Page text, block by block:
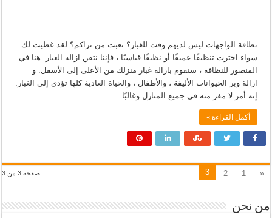
نظافة الواجهات ليس لديهم وقت للغبار؟ تعبت من تراكم؟ لقد غطيت لك.
سواء اخترت تنظيفًا عميقًا أو نظيفًا قياسيًا ، فإننا نتقن ازالة الغبار. هنا في
المنصور للنظافة ، سنقوم بازالة غبار منزلك من الأعلى إلى الأسفل. و
ازالة وبر الحيوانات الأليفة ، والأطفال ، والحياة العادية كلها تؤدي إلى الغبار.
إنه أمر لا مفر منه في جميع المنازل وغالبًا …
أكمل القراءة »
صفحة 3 من 3 «
1
2
3
من نحن